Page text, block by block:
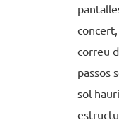
correu
passos
sol